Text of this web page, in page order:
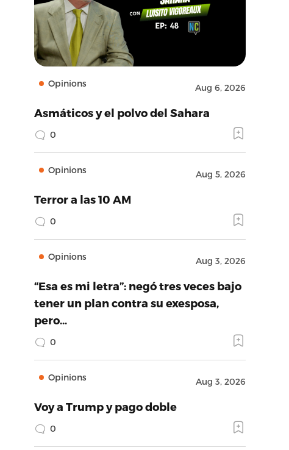
Opinions Aug 6, 2026
Asmáticos y el polvo del Sahara
0
Opinions Aug 5, 2026
Terror a las 10 AM
0
Opinions Aug 3, 2026
“Esa es mi letra”: negó tres veces bajo
tener un plan contra su exesposa,
pero…
0
Opinions Aug 3, 2026
Voy a Trump y pago doble
0